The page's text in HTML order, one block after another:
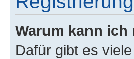
Warum kann
Dafür gibt es